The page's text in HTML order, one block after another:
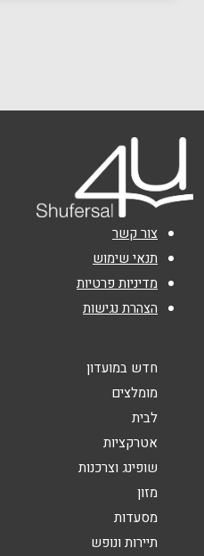
אימייל*
נושא*
אנא חזרו אלי בקשר ל...
הודעה*
ירושלים
דרך חברון 101
02-5479090
אילת
באר שבע
מתחם ביג , חיל ההנדסה 1
צור קשר
תנאי שימוש
מדיניות פרטיות
הצהרת נגישות
חדש במועדון
מומלצים
לבית
אטרקציות
שופינג וצרכנות
מזון
מסעדות
תיירות ונופש